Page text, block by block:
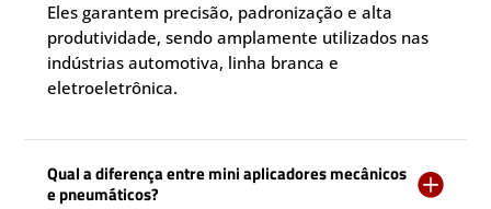
Eles garantem precisão, padronização e alta
produtividade, sendo amplamente utilizados nas
indústrias automotiva, linha branca e
eletroeletrônica.
Qual a diferença entre mini aplicadores mecânicos
e pneumáticos?
